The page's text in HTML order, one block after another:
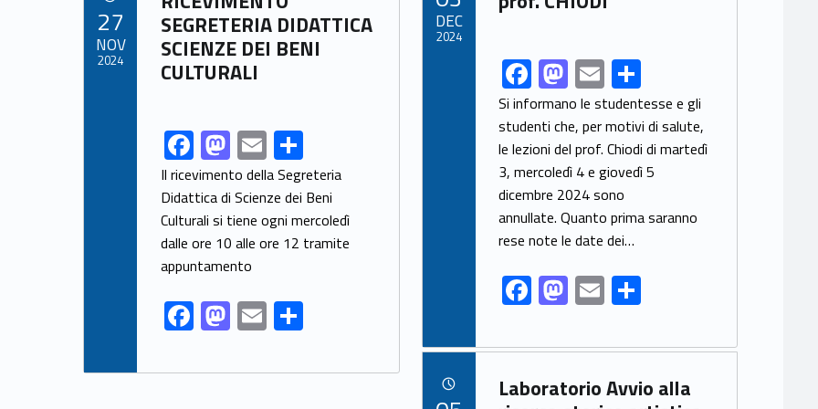
o
o
k
o
n k
Link identifier share facebook archive #share-link-archive-79661F
ac
e
b
o
o
k
M
as
to
d
o
n
E
m
ai
l
h
ar
e
Si informano le studentesse e gli
studenti che, per motivi di salute,
le lezioni del prof. Chiodi di martedì
3, mercoledì 4 e giovedì 5
dicembre 2024 sono
annullate. Quanto prima saranno
rese note le date dei…
F
ac
e
b
M
as
to
d
E
m
ai
l
ar
e
DEC
2024
SEGRETERIA DIDATTICA
SCIENZE DEI BENI
CULTURALI
Link identifier share facebook archive #share-link-archive-97705F
ac
e
b
o
o
k
M
as
to
d
o
n
E
m
ai
l
S
h
ar
e
Il ricevimento della Segreteria
Didattica di Scienze dei Beni
Culturali si tiene ogni mercoledì
dalle ore 10 alle ore 12 tramite
appuntamento
F
ac
e
M
as
to
E
m
ai
S
ar
27
NOV
2024
Link identifier archive #link-archive-28823
Laboratorio Avvio alla